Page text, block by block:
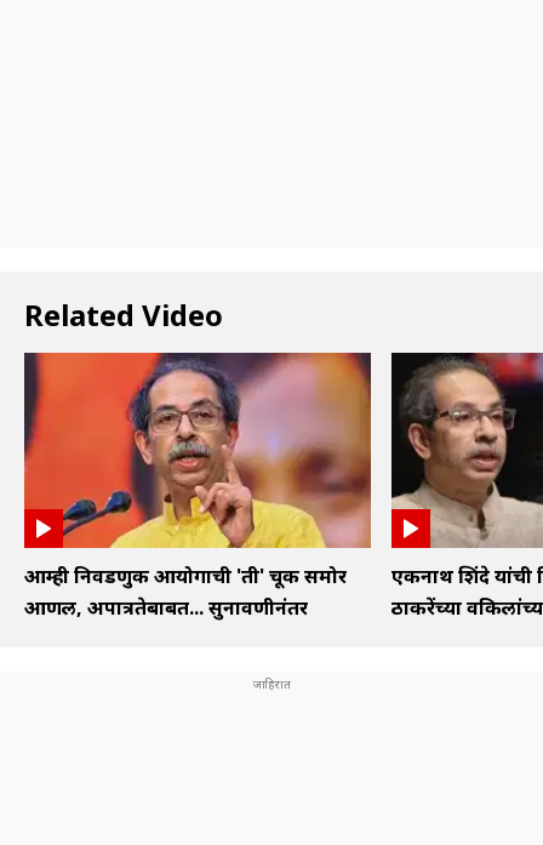
Related Video
आम्ही निवडणुक आयोगाची 'ती' चूक समोर
आणली, अपात्रतेबाबत... सुनावणीनंतर
एकनाथ शिंदे यांची
ठाकरेंच्या